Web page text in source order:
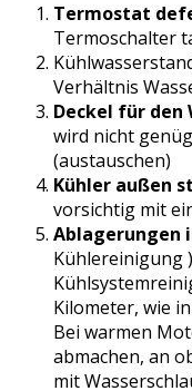
Termostat
Termoschalter
Verhältnis
Deckel für den
wird nicht
(austauschen)
Kühler außen
vorsichtig mit
Ablagerungen
Kühlereinigung )
Kilometer, wie
Bei warmen
abmachen, an
mit